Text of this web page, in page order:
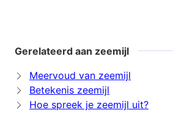
Gerelateerd aan zeemijl
Meervoud van zeemijl
Betekenis zeemijl
Hoe spreek je zeemijl uit?